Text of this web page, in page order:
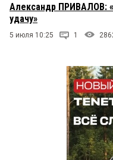
Александр ПРИВАЛОВ:
удачу»
5 июля 10:25 1